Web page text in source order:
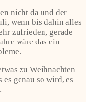
nicht da und der
wenn bis dahin alles
zufrieden, gerade
wäre das ein
zu Weihnachten
genau so wird, es